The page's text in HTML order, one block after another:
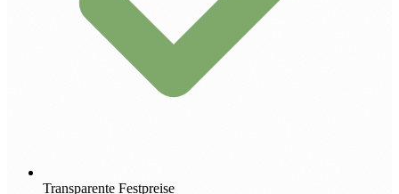
Transparente Festpreise